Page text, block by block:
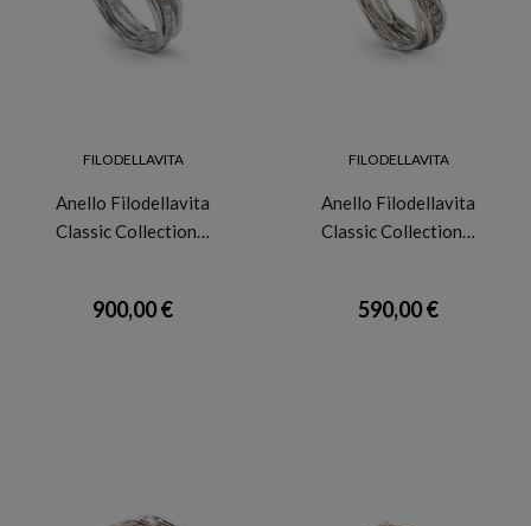
FILODELLAVITA
Anello Filodellavita
Classic Collection…
900,00 €
FILODELLAVITA
Anello Filodellavita
Classic Collection…
590,00 €